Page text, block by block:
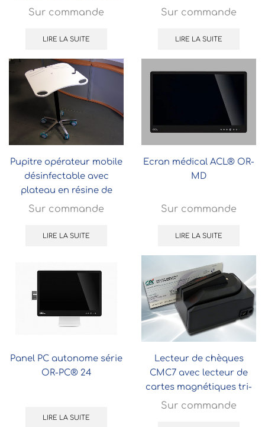
IP54 ou IP65 grand froid
Sur commande
LIRE LA SUITE
Sur commande
LIRE LA SUITE
Pupitre opérateur mobile
désinfectable avec
plateau en résine de
Sur commande
LIRE LA SUITE
Ecran médical ACL® OR-
MD
Sur commande
LIRE LA SUITE
Panel PC autonome série
OR-PC® 24
LIRE LA SUITE
Lecteur de chèques
CMC7 avec lecteur de
cartes magnétiques tri-
pistes sécurisé intégré
Sur commande